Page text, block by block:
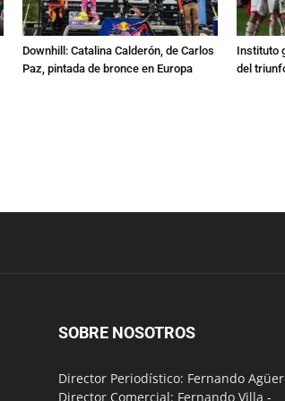
Downhill: Catalina Calderón, de Carlos
Paz, pintada de bronce en Europa
Instituto
del
SOBRE NOSOTROS
Director Periodístico: Fernando
Director Comercial: Fernando Villa -